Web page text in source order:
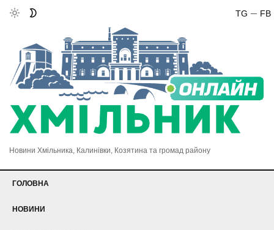
FB
TG
Новини Хмільника, Калинівки, Козятина та громад району
ГОЛОВНА
НОВИНИ